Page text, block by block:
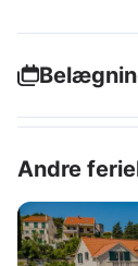
Andre